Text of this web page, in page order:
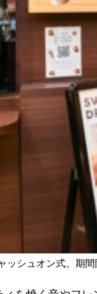
ッシュオン式。期